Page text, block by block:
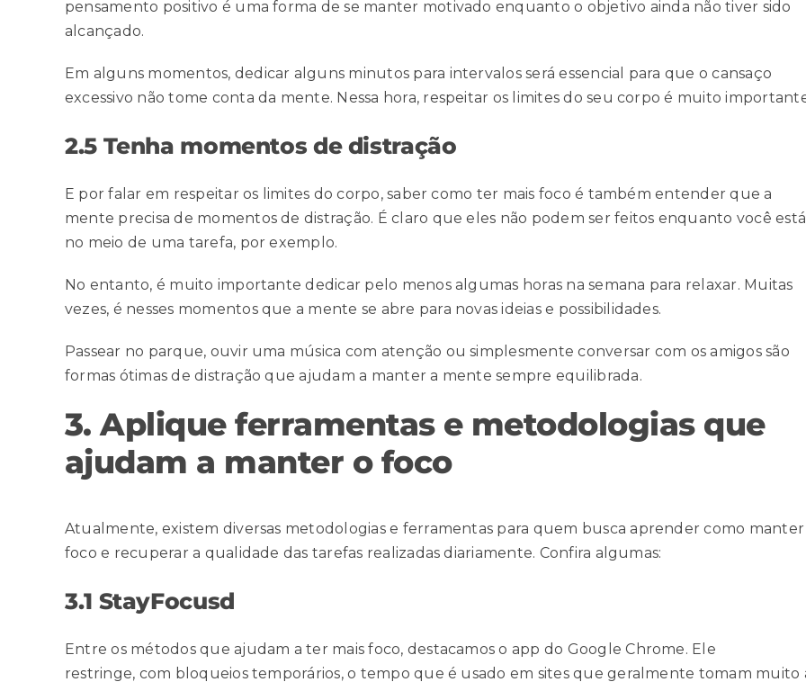
pensamento positivo é uma forma dese manter motivado enquanto o objetivo ainda não tiver sido
alcançado.
Em alguns momentos, dedicar alguns minutos para intervalos será essencial para que o cansaço
excessivo não tome conta da mente. Nessa hora, respeitar os limites do seu corpo é muito
2.5 Tenha momentos de distração
E por falar em respeitar os limites do corpo, saber como ter mais foco é também entender que a
mente precisa de momentos de distração. É claro que eles não podem ser feitos enquanto você está
no meio de uma tarefa, por exemplo.
No entanto, é muito importante dedicar pelo menos algumas horas na semana para relaxar. Muitas
vezes, é nesses momentos que a mente se abre para novas ideias e possibilidades.
Passear no parque, ouvir uma música com atenção ou simplesmente conversar com os amigos são
formas ótimas de distração que ajudam a manter a mente sempre equilibrada.
3. Aplique ferramentas e metodologias que
ajudam a manter o foco
Atualmente, existem diversas metodologias e ferramentas para quem busca aprender como
foco e recuperar a qualidade das tarefas realizadas diariamente. Confira algumas:
3.1 StayFocusd
Entre os métodos que ajudam a ter mais foco, destacamos o app do Google Chrome. Ele
restringe, com bloqueios temporários, o tempo que é usado em sites que geralmente tomam muito